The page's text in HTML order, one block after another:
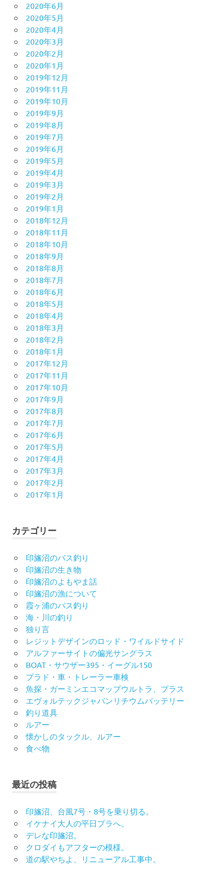
2020年6月
2020年5月
2020年4月
2020年3月
2020年2月
2020年1月
2019年12月
2019年11月
2019年10月
2019年9月
2019年8月
2019年7月
2019年6月
2019年5月
2019年4月
2019年3月
2019年2月
2019年1月
2018年12月
2018年11月
2018年10月
2018年9月
2018年8月
2018年7月
2018年6月
2018年5月
2018年4月
2018年3月
2018年2月
2018年1月
2017年12月
2017年11月
2017年10月
2017年9月
2017年8月
2017年7月
2017年6月
2017年5月
2017年4月
2017年3月
2017年2月
2017年1月
カテゴリー
印旛沼のバス釣り
印旛沼の生き物
印旛沼のよもやま話
印旛沼の漁について
霞ヶ浦のバス釣り
海・川の釣り
独り言
レジットデザインのロッド・ワイルドサイド
アルファーサイトの偏光サングラス
BOAT・サウザー395・イーグル150
プラド・車・トレーラー車検
魚探・ガーミンエコマップウルトラ、プラス
エヴォルテックジャパンリチウムバッテリー
釣り道具
ルアー
懐かしのタックル、ルアー
食べ物
最近の投稿
印旛沼、台風7号・8号を乗り切る。
イケナイ大人の平日プラへ。
デレな印旛沼。
クロダイもアフターの模様。
道の駅やちよ、リニューアル工事中。